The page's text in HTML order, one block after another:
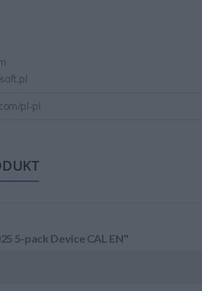
pl-pl
5-pack Device CAL EN"